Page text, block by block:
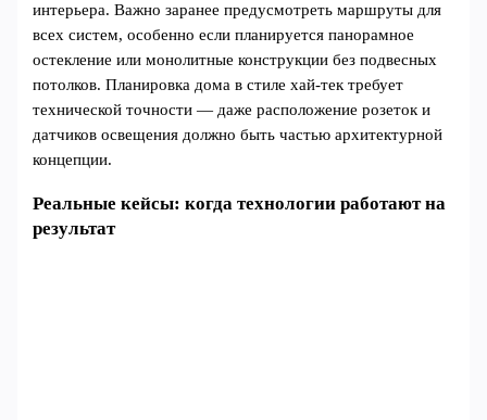
интерьера. Важно заранее предусмотреть маршруты для
всех систем, особенно если планируется панорамное
остекление или монолитные конструкции без подвесных
потолков. Планировка дома в стиле хай-тек требует
технической точности — даже расположение розеток и
датчиков освещения должно быть частью архитектурной
концепции.
Реальные кейсы: когда технологии работают на
результат